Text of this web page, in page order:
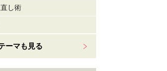
し術
ーマも見る